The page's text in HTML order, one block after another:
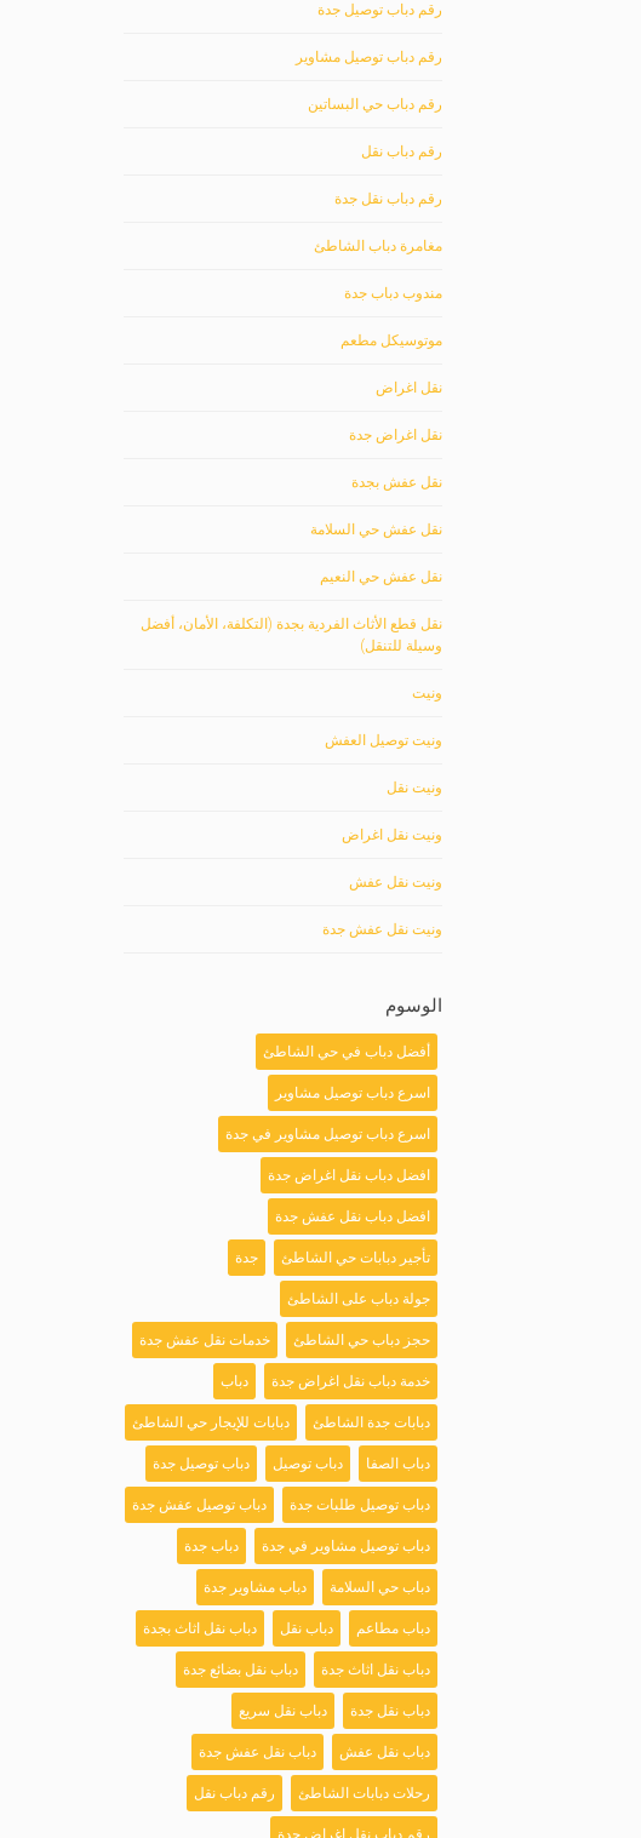
رقم دباب توصيل جدة
رقم دباب توصيل مشاوير
رقم دباب حي البساتين
رقم دباب نقل
رقم دباب نقل جدة
مغامرة دباب الشاطئ
مندوب دباب جدة
موتوسيكل مطعم
نقل اغراض
نقل اغراض جدة
نقل عفش بجدة
نقل عفش حي السلامة
نقل عفش حي النعيم
نقل قطع الأثاث الفردية بجدة (التكلفة، الأمان، أفضل
وسيلة للتنقل)
ونيت
ونيت توصيل العفش
ونيت نقل
ونيت نقل اغراض
ونيت نقل عفش
ونيت نقل عفش جدة
الوسوم
أفضل دباب في حي الشاطئ
اسرع دباب توصيل مشاوير
اسرع دباب توصيل مشاوير في جدة
افضل دباب نقل اغراض جدة
افضل دباب نقل عفش جدة
تأجير دبابات حي الشاطئ جدة
جولة دباب على الشاطئ
حجز دباب حي الشاطئ خدمات نقل عفش جدة
خدمة دباب نقل اغراض جدة دباب
دبابات جدة الشاطئ دبابات للإيجار حي الشاطئ
دباب الصفا دباب توصيل دباب توصيل جدة
دباب توصيل طلبات جدة دباب توصيل عفش جدة
دباب توصيل مشاوير في جدة دباب جدة
دباب حي السلامة دباب مشاوير جدة
دباب مطاعم دباب نقل دباب نقل اثاث بجدة
دباب نقل اثاث جدة دباب نقل بضائع جدة
دباب نقل جدة دباب نقل سريع
دباب نقل عفش دباب نقل عفش جدة
رحلات دبابات الشاطئ رقم دباب نقل
رقم دباب نقل اغراض جدة